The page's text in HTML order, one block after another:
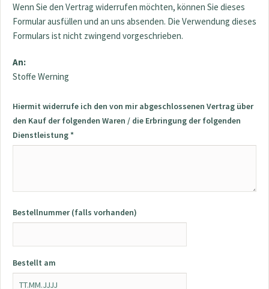
Wenn Sie den Vertrag widerrufen möchten, können Sie dieses
Formular ausfüllen und an uns absenden. Die Verwendung dieses
Formulars ist nicht zwingend vorgeschrieben.
An:
Stoffe Werning
Hiermit widerrufe ich den von mir abgeschlossenen Vertrag über
den Kauf der folgenden Waren / die Erbringung der folgenden
Dienstleistung *
Bestellnummer (falls vorhanden)
Bestellt am